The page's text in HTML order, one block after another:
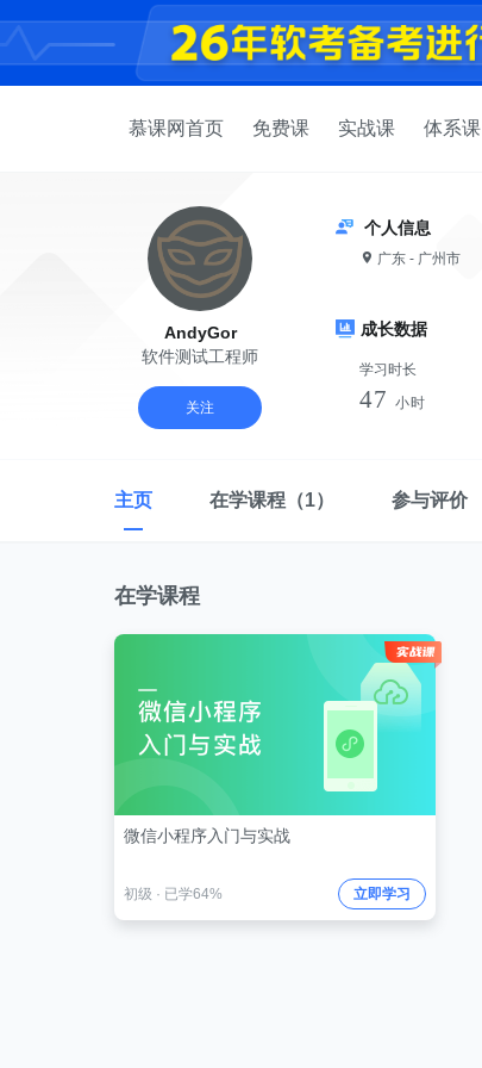
慕课网首页 免费课 实战课 体系课
AndyGor
软件测试工程师
关注
个人信息
广东 - 广州市
成长数据
学习时长
47 小时
主页 在学课程 （1） 参与评价
在学课程
微信小程序入门与实战
初级 · 已学64% 立即学习